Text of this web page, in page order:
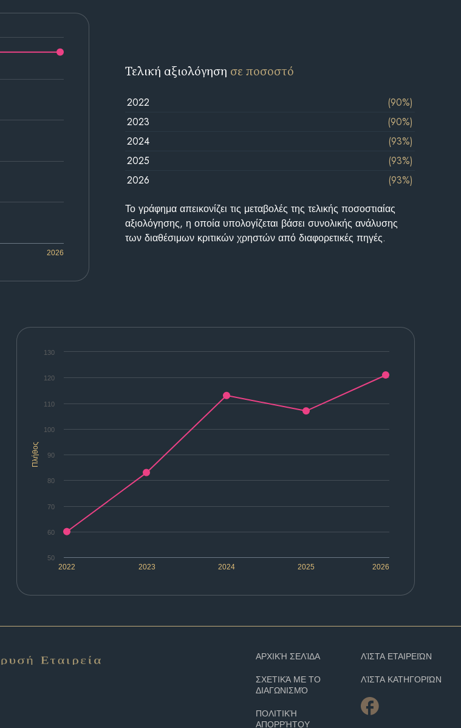
2026
Τελική αξιολόγηση σε ποσοστό
2022
(90%)
2023
(90%)
2024
(93%)
2025
(93%)
2026
(93%)
Το γράφημα απεικονίζει τις μεταβολές της τελικής ποσοστιαίας
αξιολόγησης, η οποία υπολογίζεται βάσει συνολικής ανάλυσης
των διαθέσιμων κριτικών χρηστών από διαφορετικές πηγές.
Πλήθος
2022 2023 2024 2025 2026
50
60
70
80
90
100
110
120
130
ΑΡΧΙΚΉ ΣΕΛΊΔΑ
ΣΧΕΤΙΚΆ ΜΕ ΤΟ
ΔΙΑΓΩΝΙΣΜΌ
ΠΟΛΙΤΙΚΉ
ΑΠΟΡΡΉΤΟΥ
ΛΊΣΤΑ ΕΤΑΙΡΕΙΏΝ
ΛΊΣΤΑ ΚΑΤΗΓΟΡΙΏΝ